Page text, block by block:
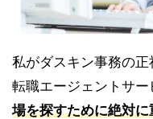
私がダスキン事務の
転職エージェントサー
場を探すために絶対